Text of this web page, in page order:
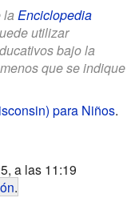
la Enciclopedia
utilizar
bajo la
que se indique
para Niños.
a las 11:19
.